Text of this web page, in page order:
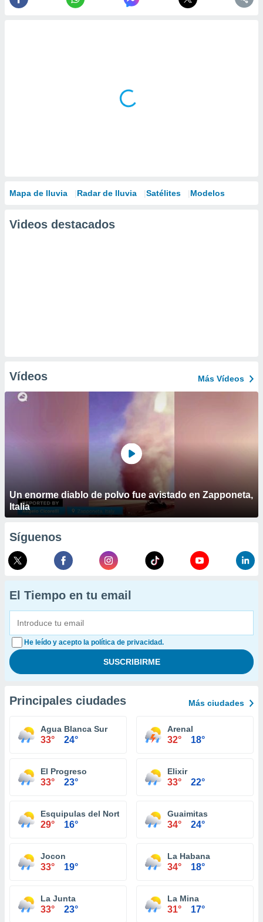
Mapa de lluvia Radar de lluvia Satélites Modelos
Videos destacados
Vídeos Más Vídeos
Un enorme diablo de polvo fue avistado en Zapponeta,
Italia
Síguenos
El Tiempo en tu email
He leído y acepto la política de privacidad.
Principales ciudades Más ciudades
Agua Blanca Sur
33° 24°
Arenal
32° 18°
El Progreso
33° 23°
Elixir
33° 22°
Esquipulas del Norte
29° 16°
Guaimitas
34° 24°
Jocon
33° 19°
La Habana
34° 18°
La Junta
33° 23°
La Mina
31° 17°